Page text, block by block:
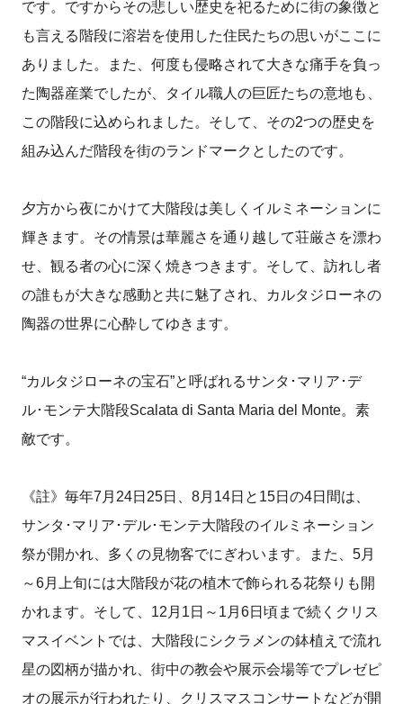
です。ですからその悲しい歴史を祀るために街の象徴と
も言える階段に溶岩を使用した住民たちの思いがここに
ありました。また、何度も侵略されて大きな痛手を負っ
た陶器産業でしたが、タイル職人の巨匠たちの意地も、
この階段に込められました。そして、その2つの歴史を
組み込んだ階段を街のランドマークとしたのです。
夕方から夜にかけて大階段は美しくイルミネーションに
輝きます。その情景は華麗さを通り越して荘厳さを漂わ
せ、観る者の心に深く焼きつきます。そして、訪れし者
の誰もが大きな感動と共に魅了され、カルタジローネの
陶器の世界に心酔してゆきます。
“カルタジローネの宝石”と呼ばれるサンタ･マリア･デ
ル･モンテ大階段Scalata di Santa Maria del Monte。素
敵です。
《註》毎年7月24日25日、8月14日と15日の4日間は、
サンタ･マリア･デル･モンテ大階段のイルミネーション
祭が開かれ、多くの見物客でにぎわいます。また、5月
～6月上旬には大階段が花の植木で飾られる花祭りも開
かれます。そして、12月1日～1月6日頃まで続くクリス
マスイベントでは、大階段にシクラメンの鉢植えで流れ
星の図柄が描かれ、街中の教会や展示会場等でプレゼピ
オの展示が行われたり、クリスマスコンサートなどが開